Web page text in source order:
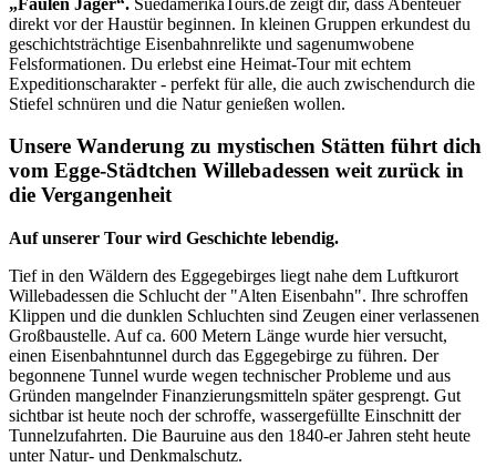
direkt vor der Haustür beginnen. In kleinen Gruppen erkundest du
geschichtsträchtige Eisenbahnrelikte und sagenumwobene
Felsformationen. Du erlebst eine Heimat-Tour mit echtem
Expeditionscharakter - perfekt für alle, die auch zwischendurch die
Stiefel schnüren und die Natur genießen wollen.
Unsere Wanderung zu mystischen Stätten führt dich
vom Egge-Städtchen Willebadessen weit zurück in
die Vergangenheit
Auf unserer Tour wird Geschichte lebendig.
Tief in den Wäldern des Eggegebirges liegt nahe dem Luftkurort
Willebadessen die Schlucht der "Alten Eisenbahn". Ihre schroffen
Klippen und die dunklen Schluchten sind Zeugen einer verlassenen
Großbaustelle. Auf ca. 600 Metern Länge wurde hier versucht,
einen Eisenbahntunnel durch das Eggegebirge zu führen. Der
begonnene Tunnel wurde wegen technischer Probleme und aus
Gründen mangelnder Finanzierungsmitteln später gesprengt. Gut
sichtbar ist heute noch der schroffe, wassergefüllte Einschnitt der
Tunnelzufahrten. Die Bauruine aus den 1840-er Jahren steht heute
unter Natur- und Denkmalschutz.